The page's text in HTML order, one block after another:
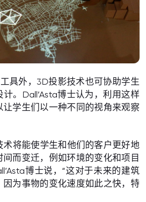
具外，3D投影技术也可协助学生
。Dall’Asta博士认为，利用这样
让学生们以一种不同的视角来观察
术将能使学生和他们的客户更好地
而变迁，例如环境的变化和项目
博士说，“这对于未来的建筑
因为事物的变化速度如此之快，特